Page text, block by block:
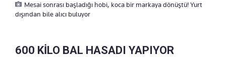
Mesai sonrası başladığı hobi, koca bir markaya dönüştü! Yurt
dışından bile alıcı buluyor
600 KİLO BAL HASADI YAPIYOR